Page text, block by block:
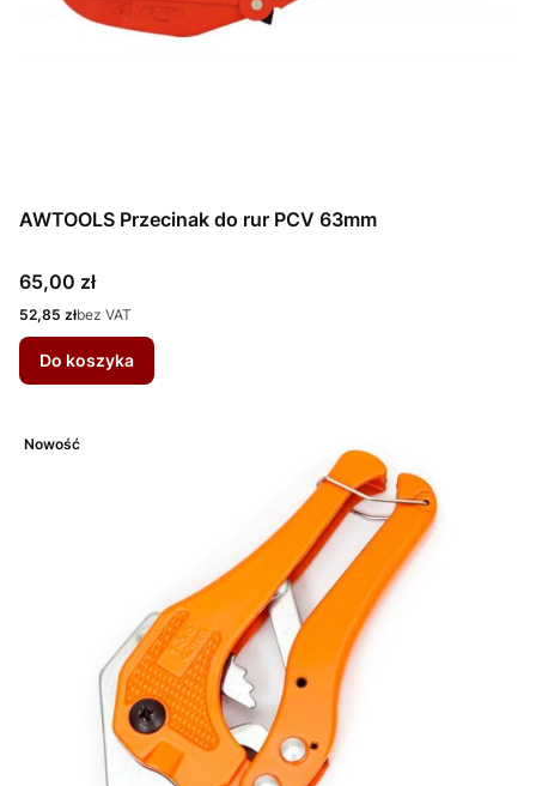
AWTOOLS Przecinak do rur PCV 63mm
Cena
65,00 zł
Cena
52,85 złbez VAT
Do koszyka
Nowość